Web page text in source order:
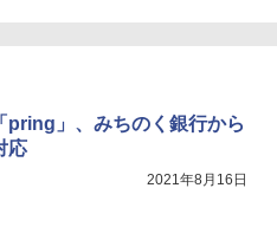
pring」、みちのく銀行から
応
2021年8月16日